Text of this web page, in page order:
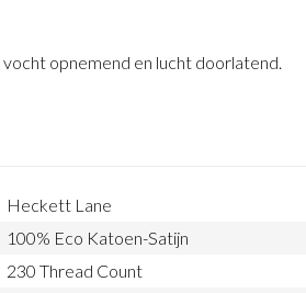
opnemend en lucht doorlatend.
Heckett Lane
100% Eco Katoen-Satijn
230 Thread Count